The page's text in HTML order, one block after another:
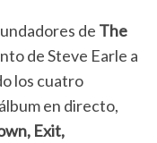
de The
de Steve Earle a
los cuatro
en directo,
Exit,